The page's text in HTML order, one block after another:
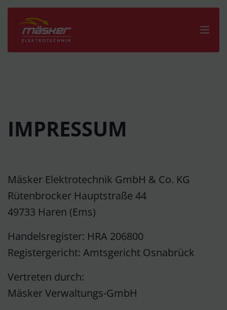
IMPRESSUM
Mäsker Elektrotechnik GmbH & Co. KG
Rütenbrocker Hauptstraße 44
49733 Haren (Ems)
Handelsregister: HRA 206800
Registergericht: Amtsgericht Osnabrück
Vertreten durch:
Mäsker Verwaltungs-GmbH